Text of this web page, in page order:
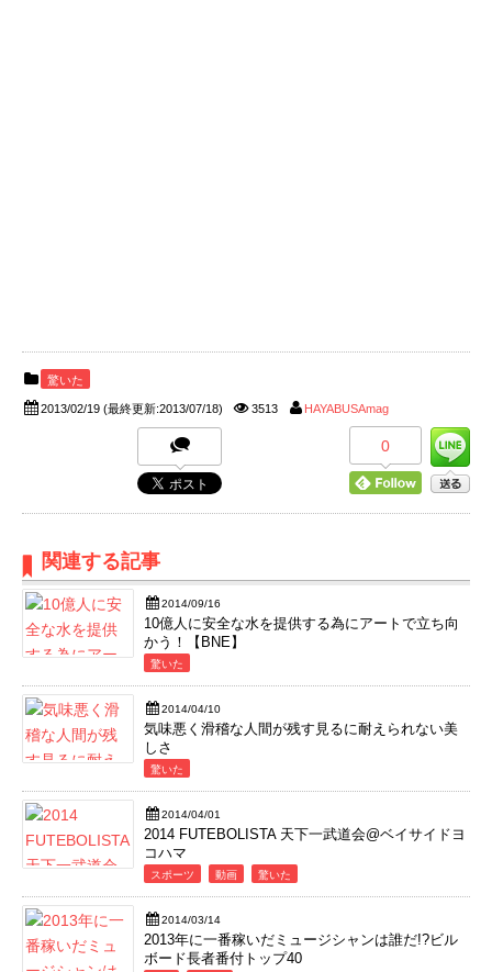
驚いた
2013/02/19 (最終更新:2013/07/18) 3513 HAYABUSAmag
0
関連する記事
2014/09/16
10億人に安全な水を提供する為にアートで立ち向
かう！【BNE】
驚いた
2014/04/10
気味悪く滑稽な人間が残す見るに耐えられない美
しさ
驚いた
2014/04/01
2014 FUTEBOLISTA 天下一武道会@ベイサイドヨ
コハマ
スポーツ 動画 驚いた
2014/03/14
2013年に一番稼いだミュージシャンは誰だ!?ビル
ボード長者番付トップ40